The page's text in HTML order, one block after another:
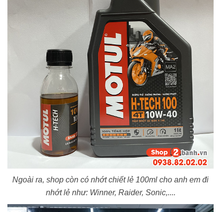
Ngoài ra, shop còn có nhớt chiết lẻ 100ml cho anh em đi
nhớt lẻ như: Winner, Raider, Sonic,....